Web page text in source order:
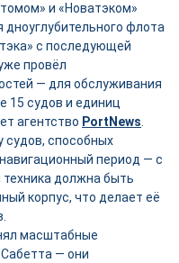
и «Новатэком»
флота
с последующей
провёл
— для обслуживания
15 судов и единиц
агентство PortNews
судов, способных
период — с
должна быть
корпус, что делает её
масштабные
— они